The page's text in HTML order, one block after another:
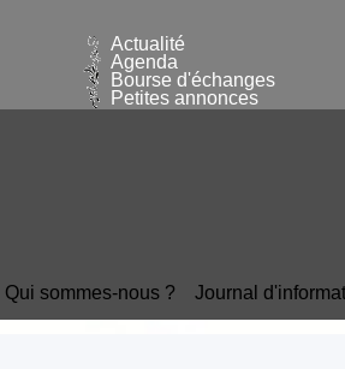
Actualité
Agenda
Bourse d'échanges
Petites annonces
Qui sommes-nous ? Journal